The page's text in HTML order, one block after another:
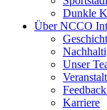
Dunkle
Über NCCO
Unser
Karriere